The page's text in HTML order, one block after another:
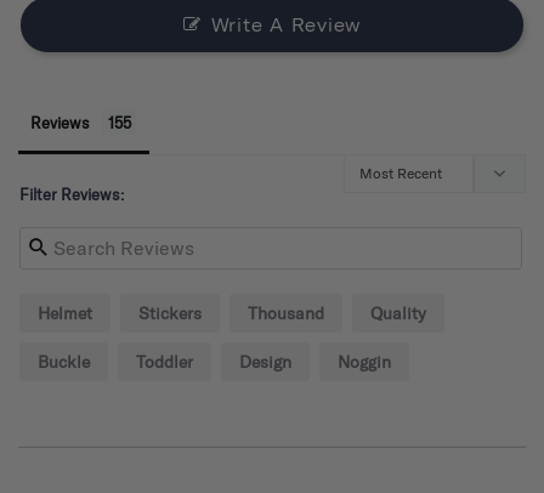
Write A Review
Reviews
Filter Reviews:
Helmet Stickers Thousand Quality
Buckle Toddler Design Noggin